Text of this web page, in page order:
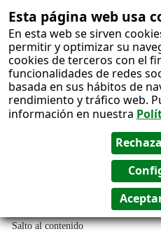
Esta página web usa
En esta web se sirven
permitir y optimizar su
cookies de terceros con el
funcionalidades de redes
basada en sus hábitos de
rendimiento y tráfico web.
información en nuestra
Salto al contenido